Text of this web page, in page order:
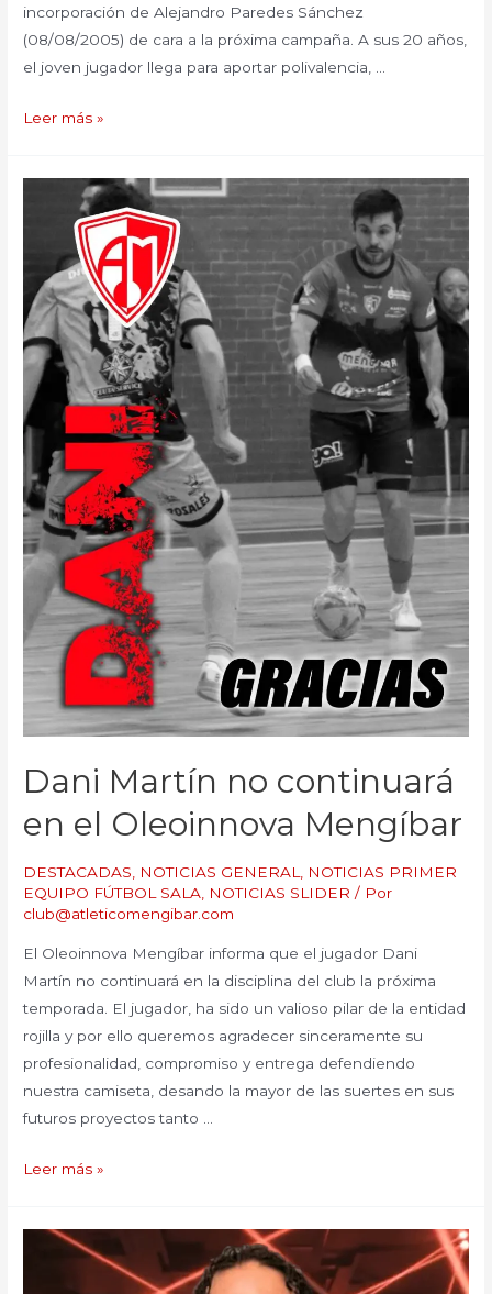
incorporación de Alejandro Paredes Sánchez
(08/08/2005) de cara a la próxima campaña. A sus 20 años,
el joven jugador llega para aportar polivalencia, …
Leer más »
Dani Martín no continuará
en el Oleoinnova Mengíbar
DESTACADAS NOTICIAS GENERAL
NOTICIAS PRIMER
EQUIPO FÚTBOL SALA
NOTICIAS SLIDER / Por
club@atleticomengibar.com
El Oleoinnova Mengíbar informa que el jugador Dani
Martín no continuará en la disciplina del club la próxima
temporada. El jugador, ha sido un valioso pilar de la entidad
rojilla y por ello queremos agradecer sinceramente su
profesionalidad, compromiso y entrega defendiendo
nuestra camiseta, desando la mayor de las suertes en sus
futuros proyectos tanto …
Leer más »